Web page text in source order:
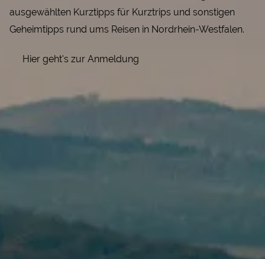
ausgewählten Kurztipps für Kurztrips und sonstigen
Geheimtipps rund ums Reisen in Nordrhein-Westfalen.
Hier geht's zur Anmeldung